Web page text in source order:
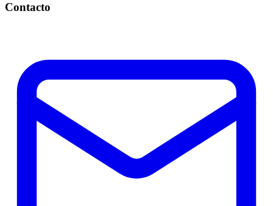
Contacto